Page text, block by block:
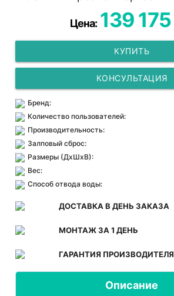
Цена: 139 175
КУПИТЬ
КОНСУЛЬТАЦИЯ
Бренд:
Количество пользователей:
Производительность:
Залповый сброс:
Размеры (ДхШхВ):
Вес:
Способ отвода воды:
ДОСТАВКА В ДЕНЬ ЗАКАЗА
МОНТАЖ ЗА 1 ДЕНЬ
ГАРАНТИЯ ПРОИЗВОДИТЕЛЯ
Описание